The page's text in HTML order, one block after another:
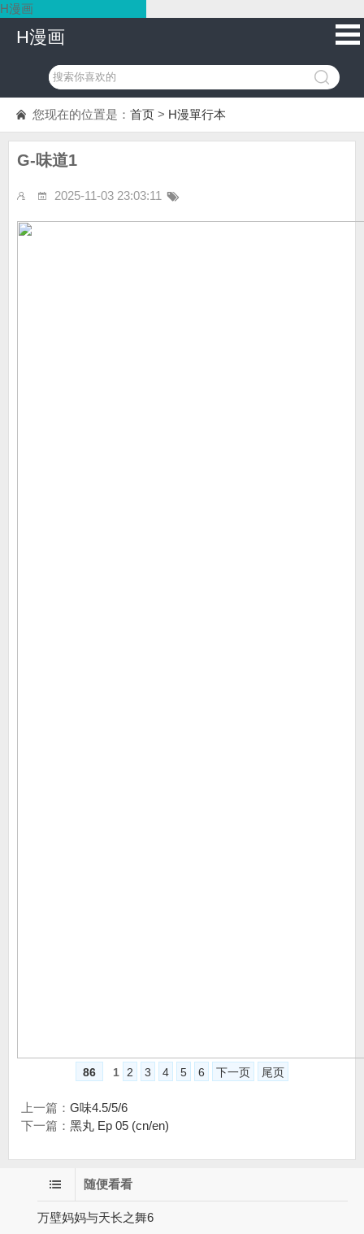
H漫画
H漫画
您现在的位置是： 首页 > H漫單行本
G-味道1
2025-11-03 23:03:11
86 1 2 3 4 5 6 下一页 尾页
上一篇： G味4.5/5/6
下一篇： 黑丸 Ep 05 (cn/en)
随便看看
万壁妈妈与天长之舞6